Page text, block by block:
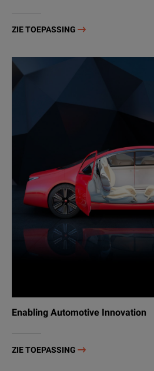
ZIE TOEPASSING
Enabling Automotive Innovation
ZIE TOEPASSING